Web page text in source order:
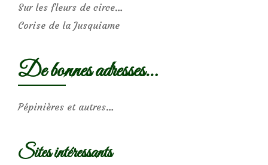
Sur les fleurs de circe…
Corise de la Jusquiame
De bonnes adresses…
Pépinières et autres…
Sites intéressants